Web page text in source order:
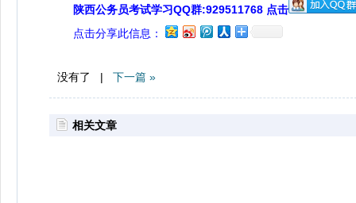
陕西公务员考试学习QQ群:929511768 点击
点击分享此信息：
没有了 | 下一篇 »
相关文章